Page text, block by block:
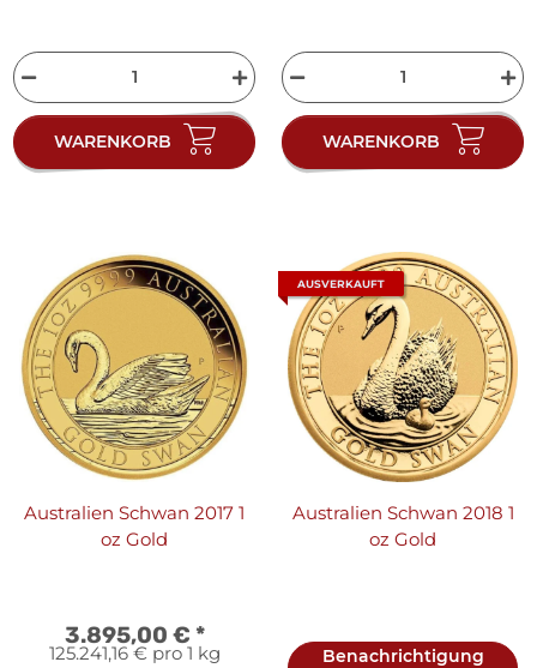
WARENKORB WARENKORB
Australien Schwan 2017 1
oz Gold
3.895,00 € *
125.241,16 € pro 1 kg
AUSVERKAUFT
Australien Schwan 2018 1
oz Gold
Benachrichtigung